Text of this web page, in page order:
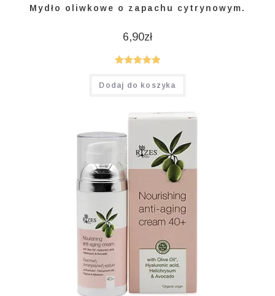
Mydło oliwkowe o zapachu cytrynowym.
6,90zł
Oceniono
5.00na 5
Dodaj do koszyka